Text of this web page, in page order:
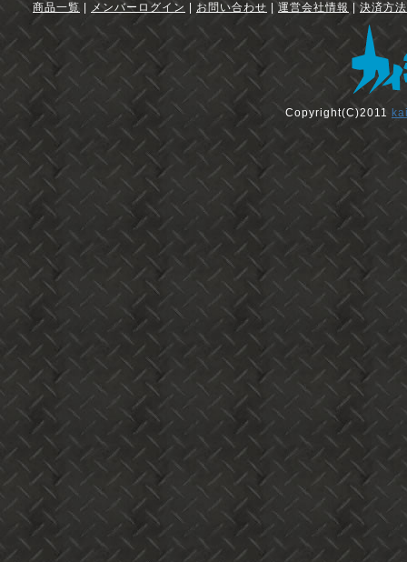
商品一覧 メンバーログイン お問い合わせ |運営会社情報 |決済方
Copyright(C)2011